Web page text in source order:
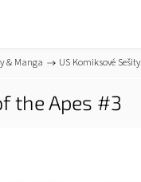
& Manga / US Komiksové Sešity
the Apes #3